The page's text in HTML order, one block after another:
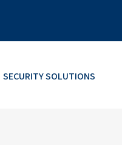
SECURITY SOLUTIONS